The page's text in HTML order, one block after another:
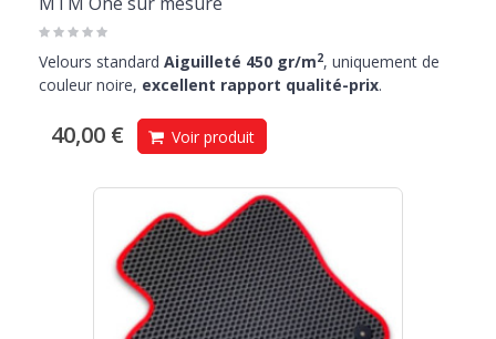
Velours standard Aiguilleté 450 gr/m2, uniquement de
couleur noire, excellent rapport qualité-prix.
40,00 € Voir produit